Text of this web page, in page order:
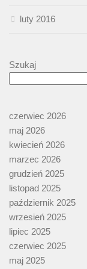
luty 2016
Szukaj
czerwiec 2026
maj 2026
kwiecień 2026
marzec 2026
grudzień 2025
listopad 2025
październik 2025
wrzesień 2025
lipiec 2025
czerwiec 2025
maj 2025